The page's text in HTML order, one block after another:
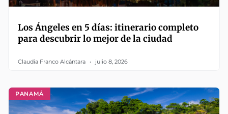
Los Ángeles en 5 días: itinerario completo
para descubrir lo mejor de la ciudad
Claudia Franco Alcántara julio 8, 2026
PANAMÁ